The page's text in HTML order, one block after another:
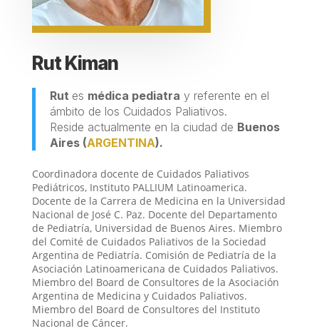
Rut Kiman
Rut es médica pediatra y referente en el
ámbito de los Cuidados Paliativos.
Reside actualmente en la ciudad de Buenos
Aires (ARGENTINA).
Coordinadora docente de Cuidados Paliativos
Pediátricos, Instituto PALLIUM Latinoamerica.
Docente de la Carrera de Medicina en la Universidad
Nacional de José C. Paz. Docente del Departamento
de Pediatría, Universidad de Buenos Aires. Miembro
del Comité de Cuidados Paliativos de la Sociedad
Argentina de Pediatría. Comisión de Pediatría de la
Asociación Latinoamericana de Cuidados Paliativos.
Miembro del Board de Consultores de la Asociación
Argentina de Medicina y Cuidados Paliativos.
Miembro del Board de Consultores del Instituto
Nacional de Cáncer.